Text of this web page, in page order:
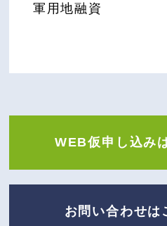
軍用地融資
WEB仮申し込み
お問い合わせは